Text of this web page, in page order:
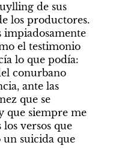
de sus
los productores.
impiadosamente
el testimonio
lo que podía:
conurbano
ante las
que se
que siempre me
versos que
suicida que